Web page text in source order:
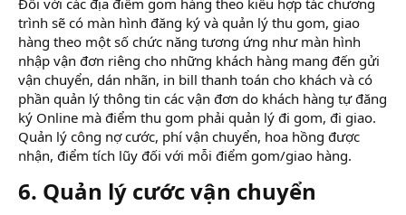
trình sẽ có màn hình đăng ký và quản lý thu gom, giao
hàng theo một số chức năng tương ứng như màn hình
nhập vận đơn riêng cho những khách hàng mang đến gửi
vận chuyển, dán nhãn, in bill thanh toán cho khách và có
phần quản lý thông tin các vận đơn do khách hàng tự đăng
ký Online mà điểm thu gom phải quản lý đi gom, đi giao.
Quản lý công nợ cước, phí vận chuyển, hoa hồng được
nhận, điểm tích lũy đối với mỗi điểm gom/giao hàng.
6. Quản lý cước vận chuyển